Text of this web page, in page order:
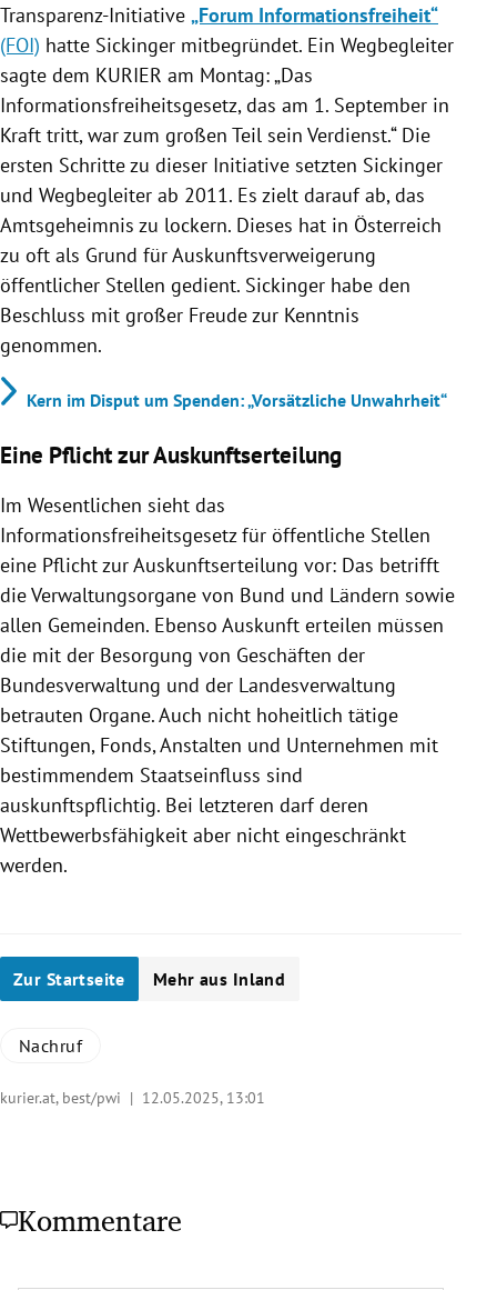
Transparenz-Initiative „Forum Informationsfreiheit“
(FOI) hatte Sickinger mitbegründet. Ein Wegbegleiter
sagte dem KURIER am Montag: „Das
Informationsfreiheitsgesetz, das am 1. September in
Kraft tritt, war zum großen Teil sein Verdienst.“ Die
ersten Schritte zu dieser Initiative setzten Sickinger
und Wegbegleiter ab 2011. Es zielt darauf ab, das
Amtsgeheimnis zu lockern. Dieses hat in Österreich
zu oft als Grund für Auskunftsverweigerung
öffentlicher Stellen gedient. Sickinger habe den
Beschluss mit großer Freude zur Kenntnis
genommen.
Kern im Disput um Spenden: „Vorsätzliche Unwahrheit“
Eine Pflicht zur Auskunftserteilung
Im Wesentlichen sieht das
Informationsfreiheitsgesetz für öffentliche Stellen
eine Pflicht zur Auskunftserteilung vor: Das betrifft
die Verwaltungsorgane von Bund und Ländern sowie
allen Gemeinden. Ebenso Auskunft erteilen müssen
die mit der Besorgung von Geschäften der
Bundesverwaltung und der Landesverwaltung
betrauten Organe. Auch nicht hoheitlich tätige
Stiftungen, Fonds, Anstalten und Unternehmen mit
bestimmendem Staatseinfluss sind
auskunftspflichtig. Bei letzteren darf deren
Wettbewerbsfähigkeit aber nicht eingeschränkt
werden.
Zur Startseite Mehr aus Inland
Nachruf
kurier.at, best/pwi | 12.05.2025, 13:01
Kommentare